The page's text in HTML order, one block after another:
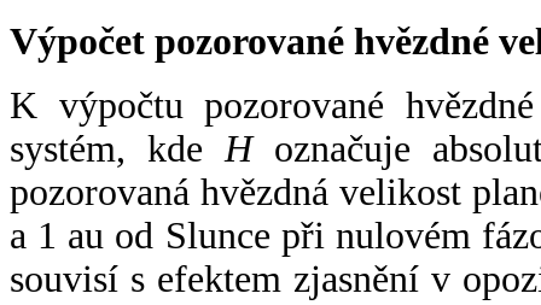
Výpočet pozorované hvězdné
K výpočtu pozorované
systém, kde Hoznačuje
pozorovaná hvězdná velikost
a 1 au od Slunce při nulovém
souvisí s efektem zjasnění v